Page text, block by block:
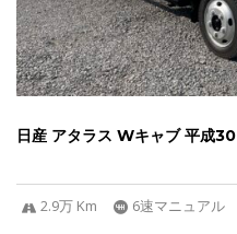
日産 アタラス Wキャブ 平成30
2.9万 Km 6速マニュアル